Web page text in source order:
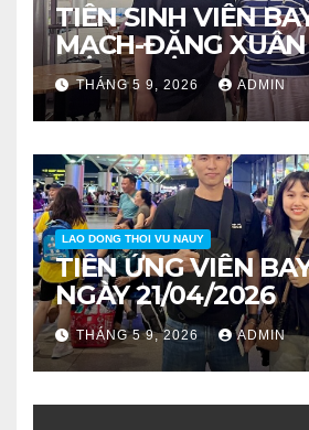
TIỄN SINH VIÊN
MẠCH-ĐẶNG
THÁNG 5 9, 2026 ADMIN
LAO DONG THOI VU NAUY
TIỄN ỨNG VIÊN
NGÀY 21/04/2026
THÁNG 5 9, 2026 ADMIN